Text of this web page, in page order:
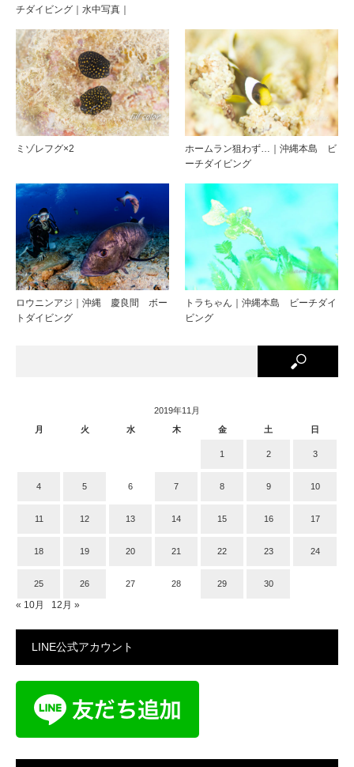
チダイビング｜水中写真｜
ミゾレフグ×2
ホームラン狙わず…｜沖縄本島 ビ
ーチダイビング
ロウニンアジ｜沖縄 慶良間 ボー
トダイビング
トラちゃん｜沖縄本島 ビーチダイ
ビング
2019年11月
月
火 水 木 金 土 日
1 2 3
4 5 6 7 8 9 10
11 12 13 14 15 16 17
18 19 20 21 22 23 24
25 26 27 28 29 30
« 10月 12月 »
LINE公式アカウント